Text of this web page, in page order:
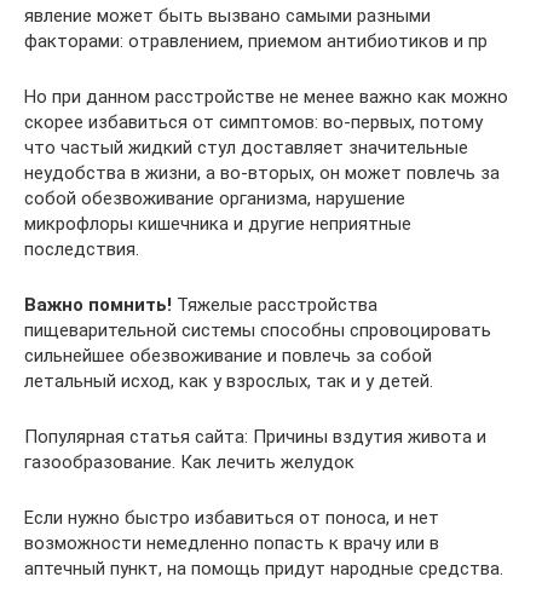
явление может быть вызвано самыми разными
факторами: отравлением, приемом антибиотиков и пр
Но при данном расстройстве не менее важно как можно
скорее избавиться от симптомов: во-первых, потому
что частый жидкий стул доставляет значительные
неудобства в жизни, а во-вторых, он может повлечь за
собой обезвоживание организма, нарушение
микрофлоры кишечника и другие неприятные
последствия.
Важно помнить! Тяжелые расстройства
пищеварительной системы способны спровоцировать
сильнейшее обезвоживание и повлечь за собой
летальный исход, как у взрослых, так и у детей.
Популярная статья сайта: Причины вздутия живота и
газообразование. Как лечить желудок
Если нужно быстро избавиться от поноса, и нет
возможности немедленно попасть к врачу или в
аптечный пункт, на помощь придут народные средства.